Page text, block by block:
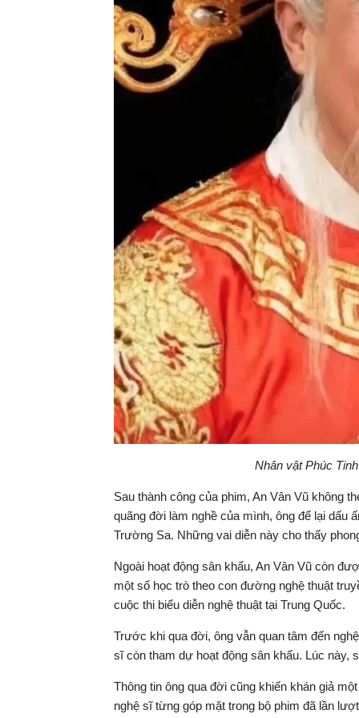
Nhân vật Phúc
Sau thành công của phim, An Vân Vũ không
quãng đời làm nghề của mình, ông để lại dấu
Trường Sa. Những vai diễn này cho thấy
Ngoài hoạt động sân khấu, An Vân Vũ còn
một số học trò theo con đường nghệ thuật
cuộc thi biểu diễn nghệ thuật tại Trung Quốc.
Trước khi qua đời, ông vẫn quan tâm đến
sĩ còn tham dự hoạt động sân khấu. Lúc này,
Thông tin ông qua đời cũng khiến khán giả
nghệ sĩ từng góp mặt trong bộ phim đã lần